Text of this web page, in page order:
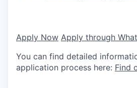
Apply Now Apply through
You can find detailed
application process here: Find